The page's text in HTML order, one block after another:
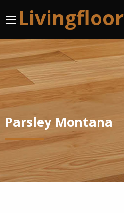
Livingfloor
Parsley Montana